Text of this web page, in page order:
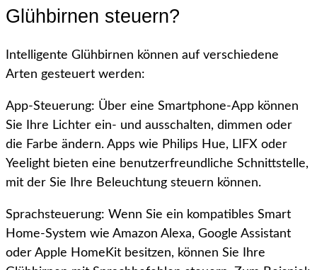
Glühbirnen steuern?
Intelligente Glühbirnen können auf verschiedene
Arten gesteuert werden:
App-Steuerung: Über eine Smartphone-App können
Sie Ihre Lichter ein- und ausschalten, dimmen oder
die Farbe ändern. Apps wie Philips Hue, LIFX oder
Yeelight bieten eine benutzerfreundliche Schnittstelle,
mit der Sie Ihre Beleuchtung steuern können.
Sprachsteuerung: Wenn Sie ein kompatibles Smart
Home-System wie Amazon Alexa, Google Assistant
oder Apple HomeKit besitzen, können Sie Ihre